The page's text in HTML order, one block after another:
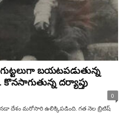
బయటపడుతున్న
దర్యాప్తు
0
దేశం మరోసారి ఉలిక్కిపడింది. గత నెల బ్రిటిష్‌